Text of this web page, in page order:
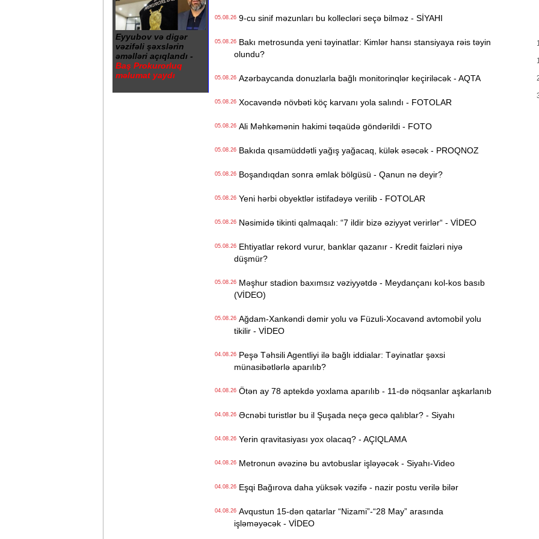
Eyyubov və digər
vəzifəli şəxslərin
əməlləri açıqlandı -
Baş Prokurorluq
məlumat yaydı
05.08.269-cu sinif məzunları bu kollecləri seçə bilməz - SİYAHI
05.08.26Bakı metrosunda yeni təyinatlar: Kimlər hansı stansiyaya rəis təyin
olundu?
05.08.26Azərbaycanda donuzlarla bağlı monitorinqlər keçiriləcək - AQTA
05.08.26Xocavəndə növbəti köç karvanı yola salındı - FOTOLAR
05.08.26Ali Məhkəmənin hakimi təqaüdə göndərildi - FOTO
05.08.26Bakıda qısamüddətli yağış yağacaq, külək əsəcək - PROQNOZ
05.08.26Boşandıqdan sonra əmlak bölgüsü - Qanun nə deyir?
05.08.26Yeni hərbi obyektlər istifadəyə verilib - FOTOLAR
05.08.26Nəsimidə tikinti qalmaqalı: “7 ildir bizə əziyyət verirlər“ - VİDEO
05.08.26Ehtiyatlar rekord vurur, banklar qazanır - Kredit faizləri niyə
düşmür?
05.08.26Məşhur stadion baxımsız vəziyyətdə - Meydançanı kol-kos basıb
(VİDEO)
05.08.26Ağdam-Xankəndi dəmir yolu və Füzuli-Xocavənd avtomobil yolu
tikilir - VİDEO
04.08.26Peşə Təhsili Agentliyi ilə bağlı iddialar: Təyinatlar şəxsi
münasibətlərlə aparılıb?
04.08.26Ötən ay 78 aptekdə yoxlama aparılıb - 11-də nöqsanlar aşkarlanıb
04.08.26Əcnəbi turistlər bu il Şuşada neçə gecə qalıblar? - Siyahı
04.08.26Yerin qravitasiyası yox olacaq? - AÇIQLAMA
04.08.26Metronun əvəzinə bu avtobuslar işləyəcək - Siyahı-Video
04.08.26Eşqi Bağırova daha yüksək vəzifə - nazir postu verilə bilər
04.08.26Avqustun 15-dən qatarlar “Nizami”-“28 May” arasında
işləməyəcək - VİDEO